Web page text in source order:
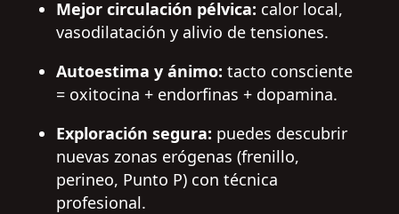
Mejor circulación pélvica: calor local,
vasodilatación y alivio de tensiones.
Autoestima y ánimo: tacto consciente
= oxitocina + endorfinas + dopamina.
Exploración segura: puedes descubrir
nuevas zonas erógenas (frenillo,
perineo, Punto P) con técnica
profesional.